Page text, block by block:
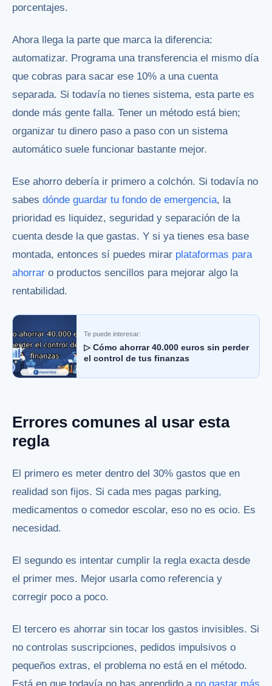
porcentajes.
Ahora llega la parte que marca la diferencia:
automatizar. Programa una transferencia el mismo día
que cobras para sacar ese 10% a una cuenta
separada. Si todavía no tienes sistema, esta parte es
donde más gente falla. Tener un método está bien;
organizar tu dinero paso a paso con un sistema
automático suele funcionar bastante mejor.
Ese ahorro debería ir primero a colchón. Si todavía no
sabes dónde guardar tu fondo de emergencia, la
prioridad es liquidez, seguridad y separación de la
cuenta desde la que gastas. Y si ya tienes esa base
montada, entonces sí puedes mirar plataformas para
ahorrar o productos sencillos para mejorar algo la
rentabilidad.
Te puede interesar:
▷ Cómo ahorrar 40.000 euros sin perder
el control de tus finanzas
Errores comunes al usar esta
regla
El primero es meter dentro del 30% gastos que en
realidad son fijos. Si cada mes pagas parking,
medicamentos o comedor escolar, eso no es ocio. Es
necesidad.
El segundo es intentar cumplir la regla exacta desde
el primer mes. Mejor usarla como referencia y
corregir poco a poco.
El tercero es ahorrar sin tocar los gastos invisibles. Si
no controlas suscripciones, pedidos impulsivos o
pequeños extras, el problema no está en el método.